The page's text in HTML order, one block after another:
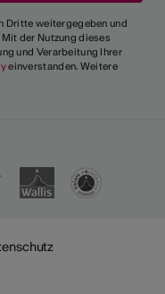
Dritte weitergegeben und
der Nutzung dieses
und Verarbeitung Ihrer
einverstanden. Weitere